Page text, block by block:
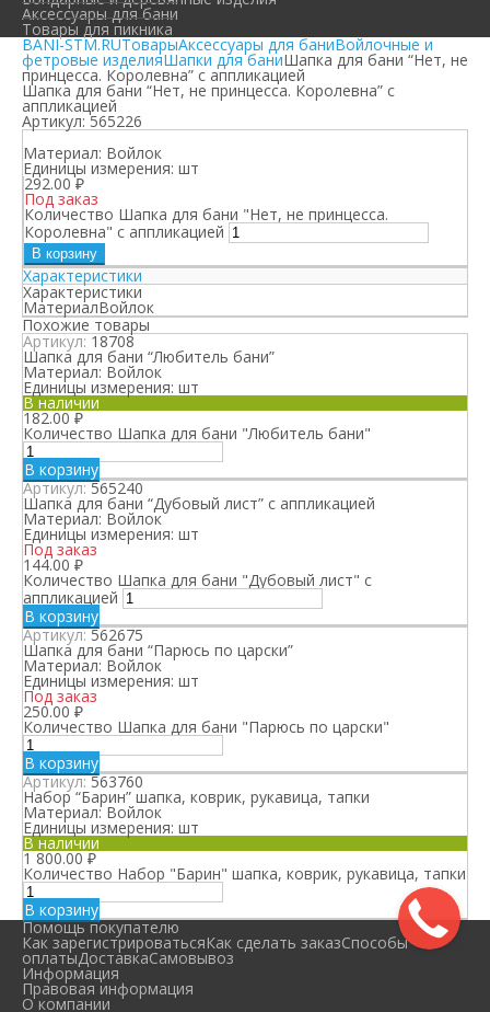
Аксессуары для бани
Товары для пикника
BANI-STM.RUТоварыАксессуары для баниВойлочные и
фетровые изделияШапки для баниШапка для бани “Нет, не
принцесса. Королевна” с аппликацией
Шапка для бани “Нет, не принцесса. Королевна” с
аппликацией
Артикул:565226
Материал: Войлок
Единицы измерения: шт
292.00₽
Под заказ
Количество Шапка для бани "Нет, не принцесса.
Королевна" с аппликацией
В корзину
Характеристики
Характеристики
МатериалВойлок
Похожие товары
Артикул:18708
Шапка для бани “Любитель бани”
Материал: Войлок
Единицы измерения: шт
В наличии
182.00₽
Количество Шапка для бани "Любитель бани"
В корзину
Артикул:565240
Шапка для бани “Дубовый лист” с аппликацией
Материал: Войлок
Единицы измерения: шт
Под заказ
144.00 ₽
Количество Шапка для бани "Дубовый лист" с
аппликацией
В корзину
Артикул:562675
Шапка для бани “Парюсь по царски”
Материал: Войлок
Единицы измерения: шт
Под заказ
250.00 ₽
Количество Шапка для бани "Парюсь по царски"
В корзину
Артикул:563760
Набор “Барин” шапка, коврик, рукавица, тапки
Материал: Войлок
Единицы измерения: шт
В наличии
1 800.00₽
Количество Набор "Барин" шапка, коврик, рукавица, тапки
В корзину
Помощь покупателю
Как зарегистрироватьсяКак сделать заказСпособы
оплатыДоставкаСамовывоз
Информация
Правовая информация
О компании